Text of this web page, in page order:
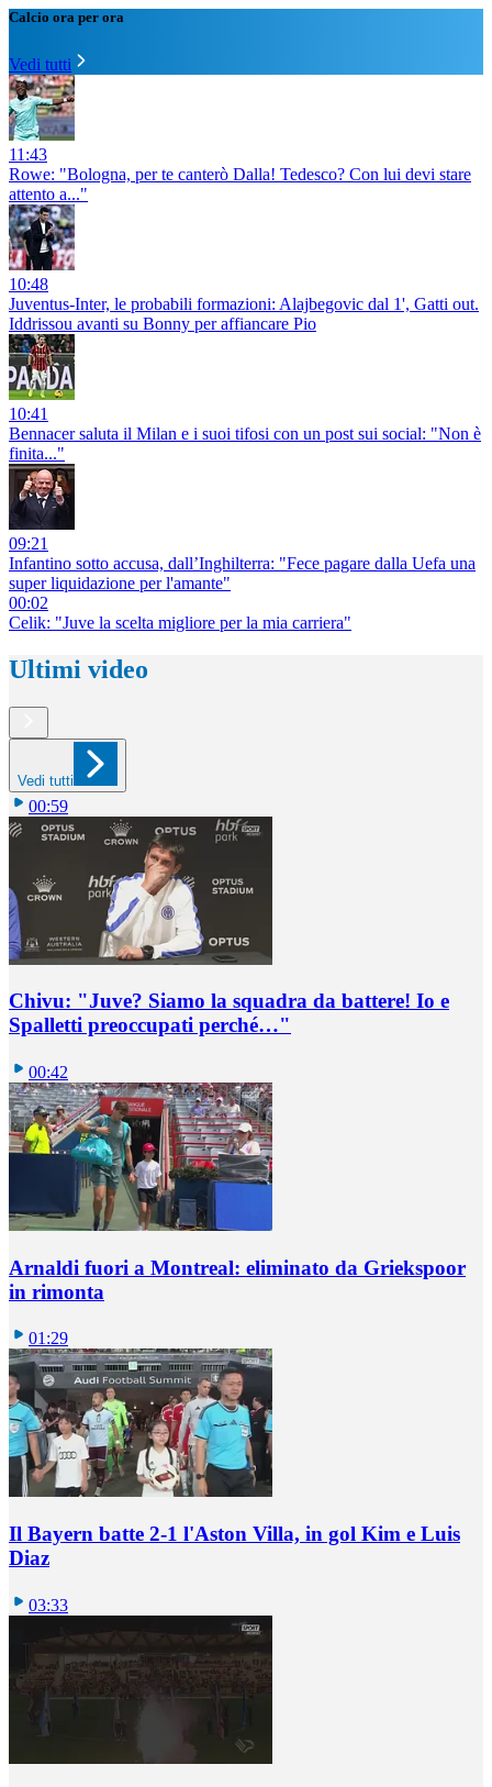
Calcio ora per ora
Vedi tutti
11:43
Rowe: "Bologna, per te canterò Dalla! Tedesco? Con lui devi stare
attento a..."
10:48
Juventus-Inter, le probabili formazioni: Alajbegovic dal 1', Gatti out.
Iddrissou avanti su Bonny per affiancare Pio
10:41
Bennacer saluta il Milan e i suoi tifosi con un post sui social: "Non è
finita..."
09:21
Infantino sotto accusa, dall’Inghilterra: "Fece pagare dalla Uefa una
super liquidazione per l'amante"
00:02
Celik: "Juve la scelta migliore per la mia carriera"
Ultimi video
Vedi tutti
00:59
Chivu: "Juve? Siamo la squadra da battere! Io e
Spalletti preoccupati perché…"
00:42
Arnaldi fuori a Montreal: eliminato da Griekspoor
in rimonta
01:29
Il Bayern batte 2-1 l'Aston Villa, in gol Kim e Luis
Diaz
03:33